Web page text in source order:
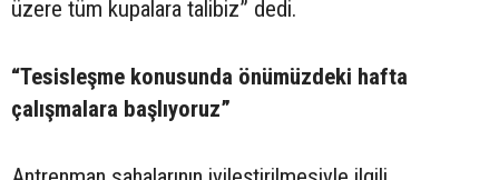
üzere tüm kupalara talibiz” dedi.
“Tesisleşme konusunda önümüzdeki hafta
çalışmalara başlıyoruz”